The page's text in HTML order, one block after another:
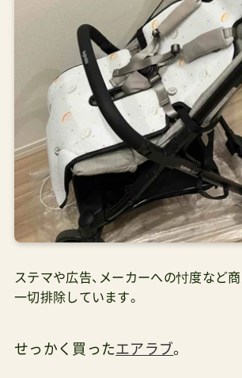
ステマや広告、メーカーへの忖度など
一切排除しています。
せっかく買ったエアラブ。